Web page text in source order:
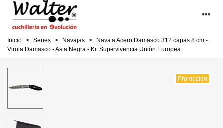
Inicio > Series > Navajas >
Navaja Acero Damasco 312 capas 8 cm -
Virola Damasco - Asta Negra - Kit Supervivencia Unión Europea
Promoción